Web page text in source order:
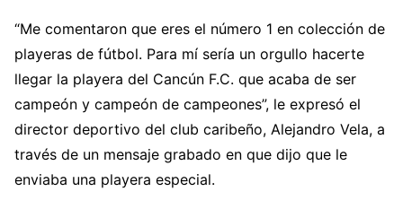
“Me comentaron que eres el número 1 en colección de
playeras de fútbol. Para mí sería un orgullo hacerte
llegar la playera del Cancún F.C. que acaba de ser
campeón y campeón de campeones”, le expresó el
director deportivo del club caribeño, Alejandro Vela, a
través de un mensaje grabado en que dijo que le
enviaba una playera especial.